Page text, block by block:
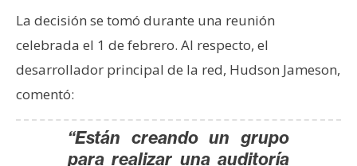
e
A
La decisión se tomó durante una reunión
celebrada el 1 de febrero. Al respecto, el
desarrollador principal de la red, Hudson Jameson,
comentó:
“Están creando un grupo
para realizar una auditoría